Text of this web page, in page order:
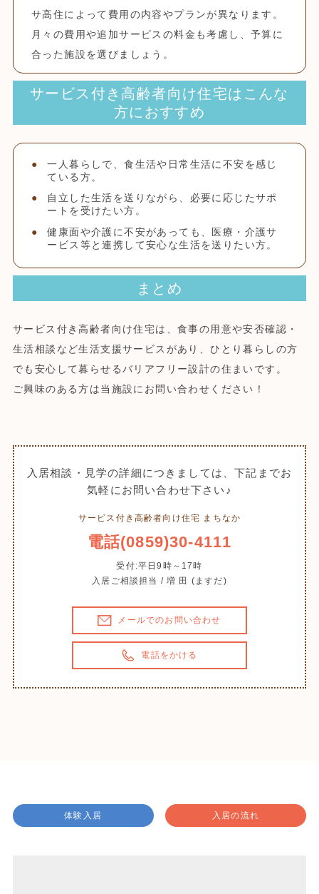
サ高住によって費用の内容やプランが異なります。
月々の費用や追加サービスの料金も考慮し、予算に
合った施設を選びましょう。
サービス付き高齢者向け住宅はこんな
方におすすめ
一人暮らしで、食生活や日常生活に不安を感じ
ている方。
自立した生活を送りながら、必要に応じたサポ
ートを受けたい方。
健康面や介護に不安があっても、医療・介護サ
ービス等と連携して安心な生活を送りたい方。
まとめ
サービス付き高齢者向け住宅は、食事の用意や安否確認・
生活相談など生活支援サービスがあり、ひとり暮らしの方
でも安心して暮らせるバリアフリー設計の住まいです。
ご興味のある方は当施設にお問い合わせください！
入居相談・見学の詳細につきましては、下記までお
気軽にお問い合わせ下さい♪
サービス付き高齢者向け住宅 まちなか
電話(0859)30-4111
受付:平日9時～17時
入居ご相談担当 / 増 田 (ますだ)
メールでのお問い合わせ
電話をかける
体験入居 入居の流れ